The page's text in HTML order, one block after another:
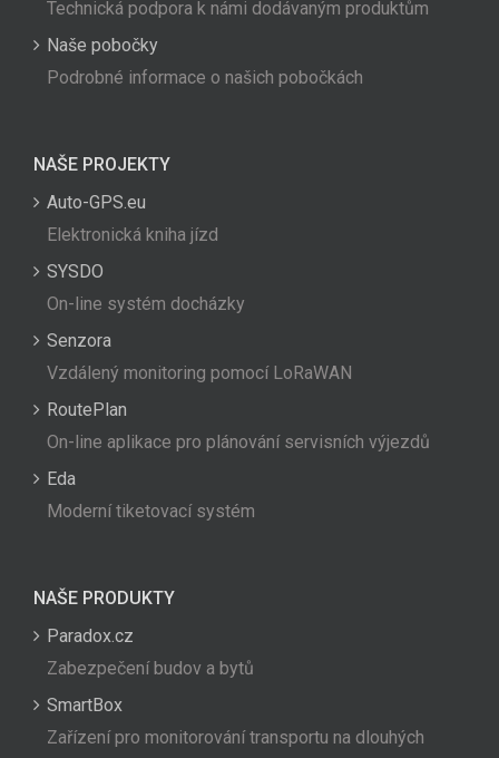
Technická podpora k námi dodávaným produktům
Naše pobočky
Podrobné informace o našich pobočkách
NAŠE PROJEKTY
Auto-GPS.eu
Elektronická kniha jízd
SYSDO
On-line systém docházky
Senzora
Vzdálený monitoring pomocí LoRaWAN
RoutePlan
On-line aplikace pro plánování servisních výjezdů
Eda
Moderní tiketovací systém
NAŠE PRODUKTY
Paradox.cz
Zabezpečení budov a bytů
SmartBox
Zařízení pro monitorování transportu na dlouhých